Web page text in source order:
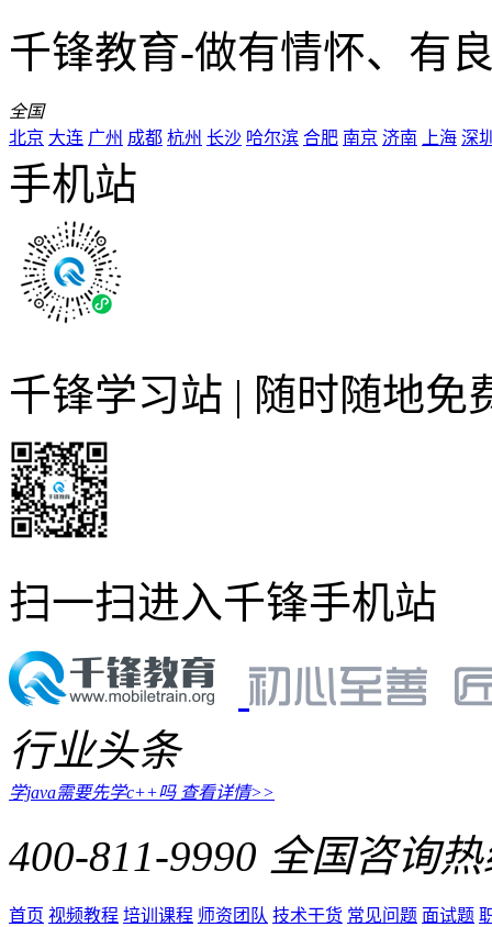
千锋教育-做有情怀、有
全国
北京 大连 广州 成都 杭州 长沙 哈尔滨 合肥 南京 济南 上海 深
手机站
千锋学习站 | 随时随地免
扫一扫进入千锋手机站
行业头条
学java需要先学c++吗 查看详情>>
400-811-9990 全国咨询
首页 视频教程 培训课程 师资团队 技术干货 常见问题 面试题